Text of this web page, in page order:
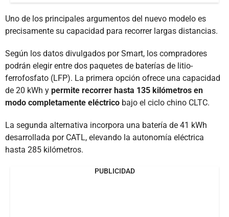
Uno de los principales argumentos del nuevo modelo es
precisamente su capacidad para recorrer largas distancias.
Según los datos divulgados por Smart, los compradores
podrán elegir entre dos paquetes de baterías de litio-
ferrofosfato (LFP). La primera opción ofrece una capacidad
de 20 kWh y permite recorrer hasta 135 kilómetros en
modo completamente eléctrico bajo el ciclo chino CLTC.
La segunda alternativa incorpora una batería de 41 kWh
desarrollada por CATL, elevando la autonomía eléctrica
hasta 285 kilómetros.
PUBLICIDAD